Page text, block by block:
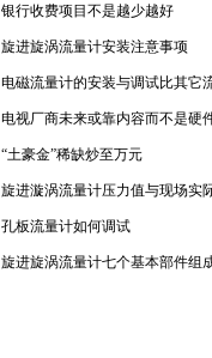
银行收费项目不是越少越好
旋进旋涡流量计安装注意事项
电磁流量计的安装与调试比其它
电视厂商未来或靠内容而不是硬
“土豪金”稀缺炒至万元
旋进漩涡流量计压力值与现场实
孔板流量计如何调试
旋进旋涡流量计七个基本部件组